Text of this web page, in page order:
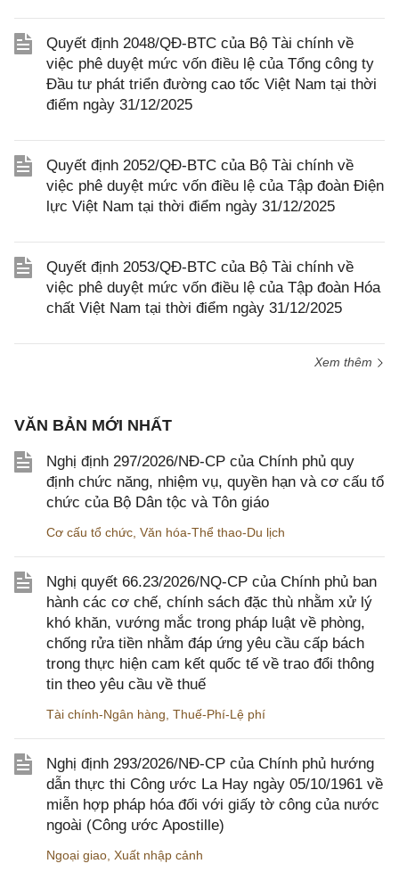
Quyết định 2048/QĐ-BTC của Bộ Tài chính về
việc phê duyệt mức vốn điều lệ của Tổng công ty
Đầu tư phát triển đường cao tốc Việt Nam tại thời
điểm ngày 31/12/2025
Quyết định 2052/QĐ-BTC của Bộ Tài chính về
việc phê duyệt mức vốn điều lệ của Tập đoàn Điện
lực Việt Nam tại thời điểm ngày 31/12/2025
Quyết định 2053/QĐ-BTC của Bộ Tài chính về
việc phê duyệt mức vốn điều lệ của Tập đoàn Hóa
chất Việt Nam tại thời điểm ngày 31/12/2025
Xem thêm
VĂN BẢN MỚI NHẤT
Nghị định 297/2026/NĐ-CP của Chính phủ quy
định chức năng, nhiệm vụ, quyền hạn và cơ cấu tổ
chức của Bộ Dân tộc và Tôn giáo
Cơ cấu tổ chức Văn hóa-Thể thao-Du lịch
Nghị quyết 66.23/2026/NQ-CP của Chính phủ ban
hành các cơ chế, chính sách đặc thù nhằm xử lý
khó khăn, vướng mắc trong pháp luật về phòng,
chống rửa tiền nhằm đáp ứng yêu cầu cấp bách
trong thực hiện cam kết quốc tế về trao đổi thông
tin theo yêu cầu về thuế
Tài chính-Ngân hàng Thuế-Phí-Lệ phí
Nghị định 293/2026/NĐ-CP của Chính phủ hướng
dẫn thực thi Công ước La Hay ngày 05/10/1961 về
miễn hợp pháp hóa đối với giấy tờ công của nước
ngoài (Công ước Apostille)
Ngoại giao Xuất nhập cảnh